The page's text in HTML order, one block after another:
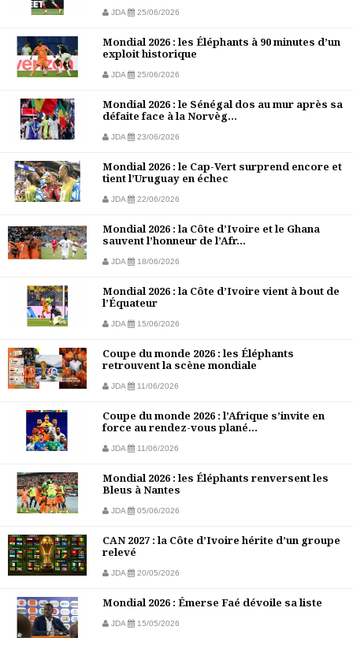
JDA 25/06/2026
Mondial 2026 : les Éléphants à 90 minutes d’un
exploit historique
JDA 25/06/2026
Mondial 2026 : le Sénégal dos au mur après sa
défaite face à la Norvèg...
JDA 23/06/2026
Mondial 2026 : le Cap-Vert surprend encore et
tient l’Uruguay en échec
JDA 22/06/2026
Mondial 2026 : la Côte d’Ivoire et le Ghana
sauvent l’honneur de l’Afr...
JDA 18/06/2026
Mondial 2026 : la Côte d’Ivoire vient à bout de
l’Équateur
JDA 15/06/2026
Coupe du monde 2026 : les Éléphants
retrouvent la scène mondiale
JDA 11/06/2026
Coupe du monde 2026 : l’Afrique s’invite en
force au rendez-vous plané...
JDA 11/06/2026
Mondial 2026 : les Éléphants renversent les
Bleus à Nantes
JDA 05/06/2026
CAN 2027 : la Côte d’Ivoire hérite d’un groupe
relevé
JDA 20/05/2026
Mondial 2026 : Émerse Faé dévoile sa liste
JDA 15/05/2026